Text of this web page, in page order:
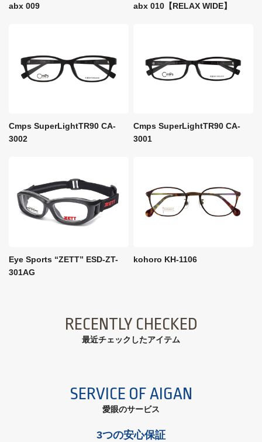
abx 009 abx 010【RELAX WIDE】
Cmps SuperLightTR90 CA-
3002
Cmps SuperLightTR90 CA-
3001
Eye Sports “ZETT” ESD-ZT-
301AG
kohoro KH-1106
RECENTLY CHECKED
最近チェックしたアイテム
SERVICE OF AIGAN
愛眼のサービス
3つの安心保証